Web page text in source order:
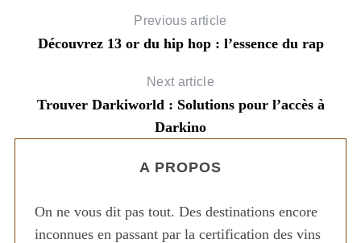
Previous article
Découvrez 13 or du hip hop : l’essence du rap
Next article
Trouver Darkiworld : Solutions pour l’accès à
Darkino
A PROPOS
On ne vous dit pas tout. Des destinations encore
inconnues en passant par la certification des vins